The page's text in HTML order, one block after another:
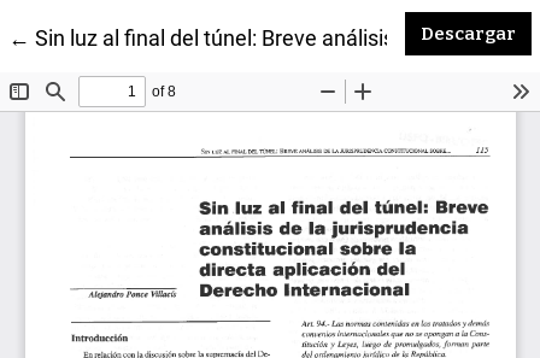
←Volver a los detalles del artículo
Sin luz al final del túnel: Breve análisis de laDescargar